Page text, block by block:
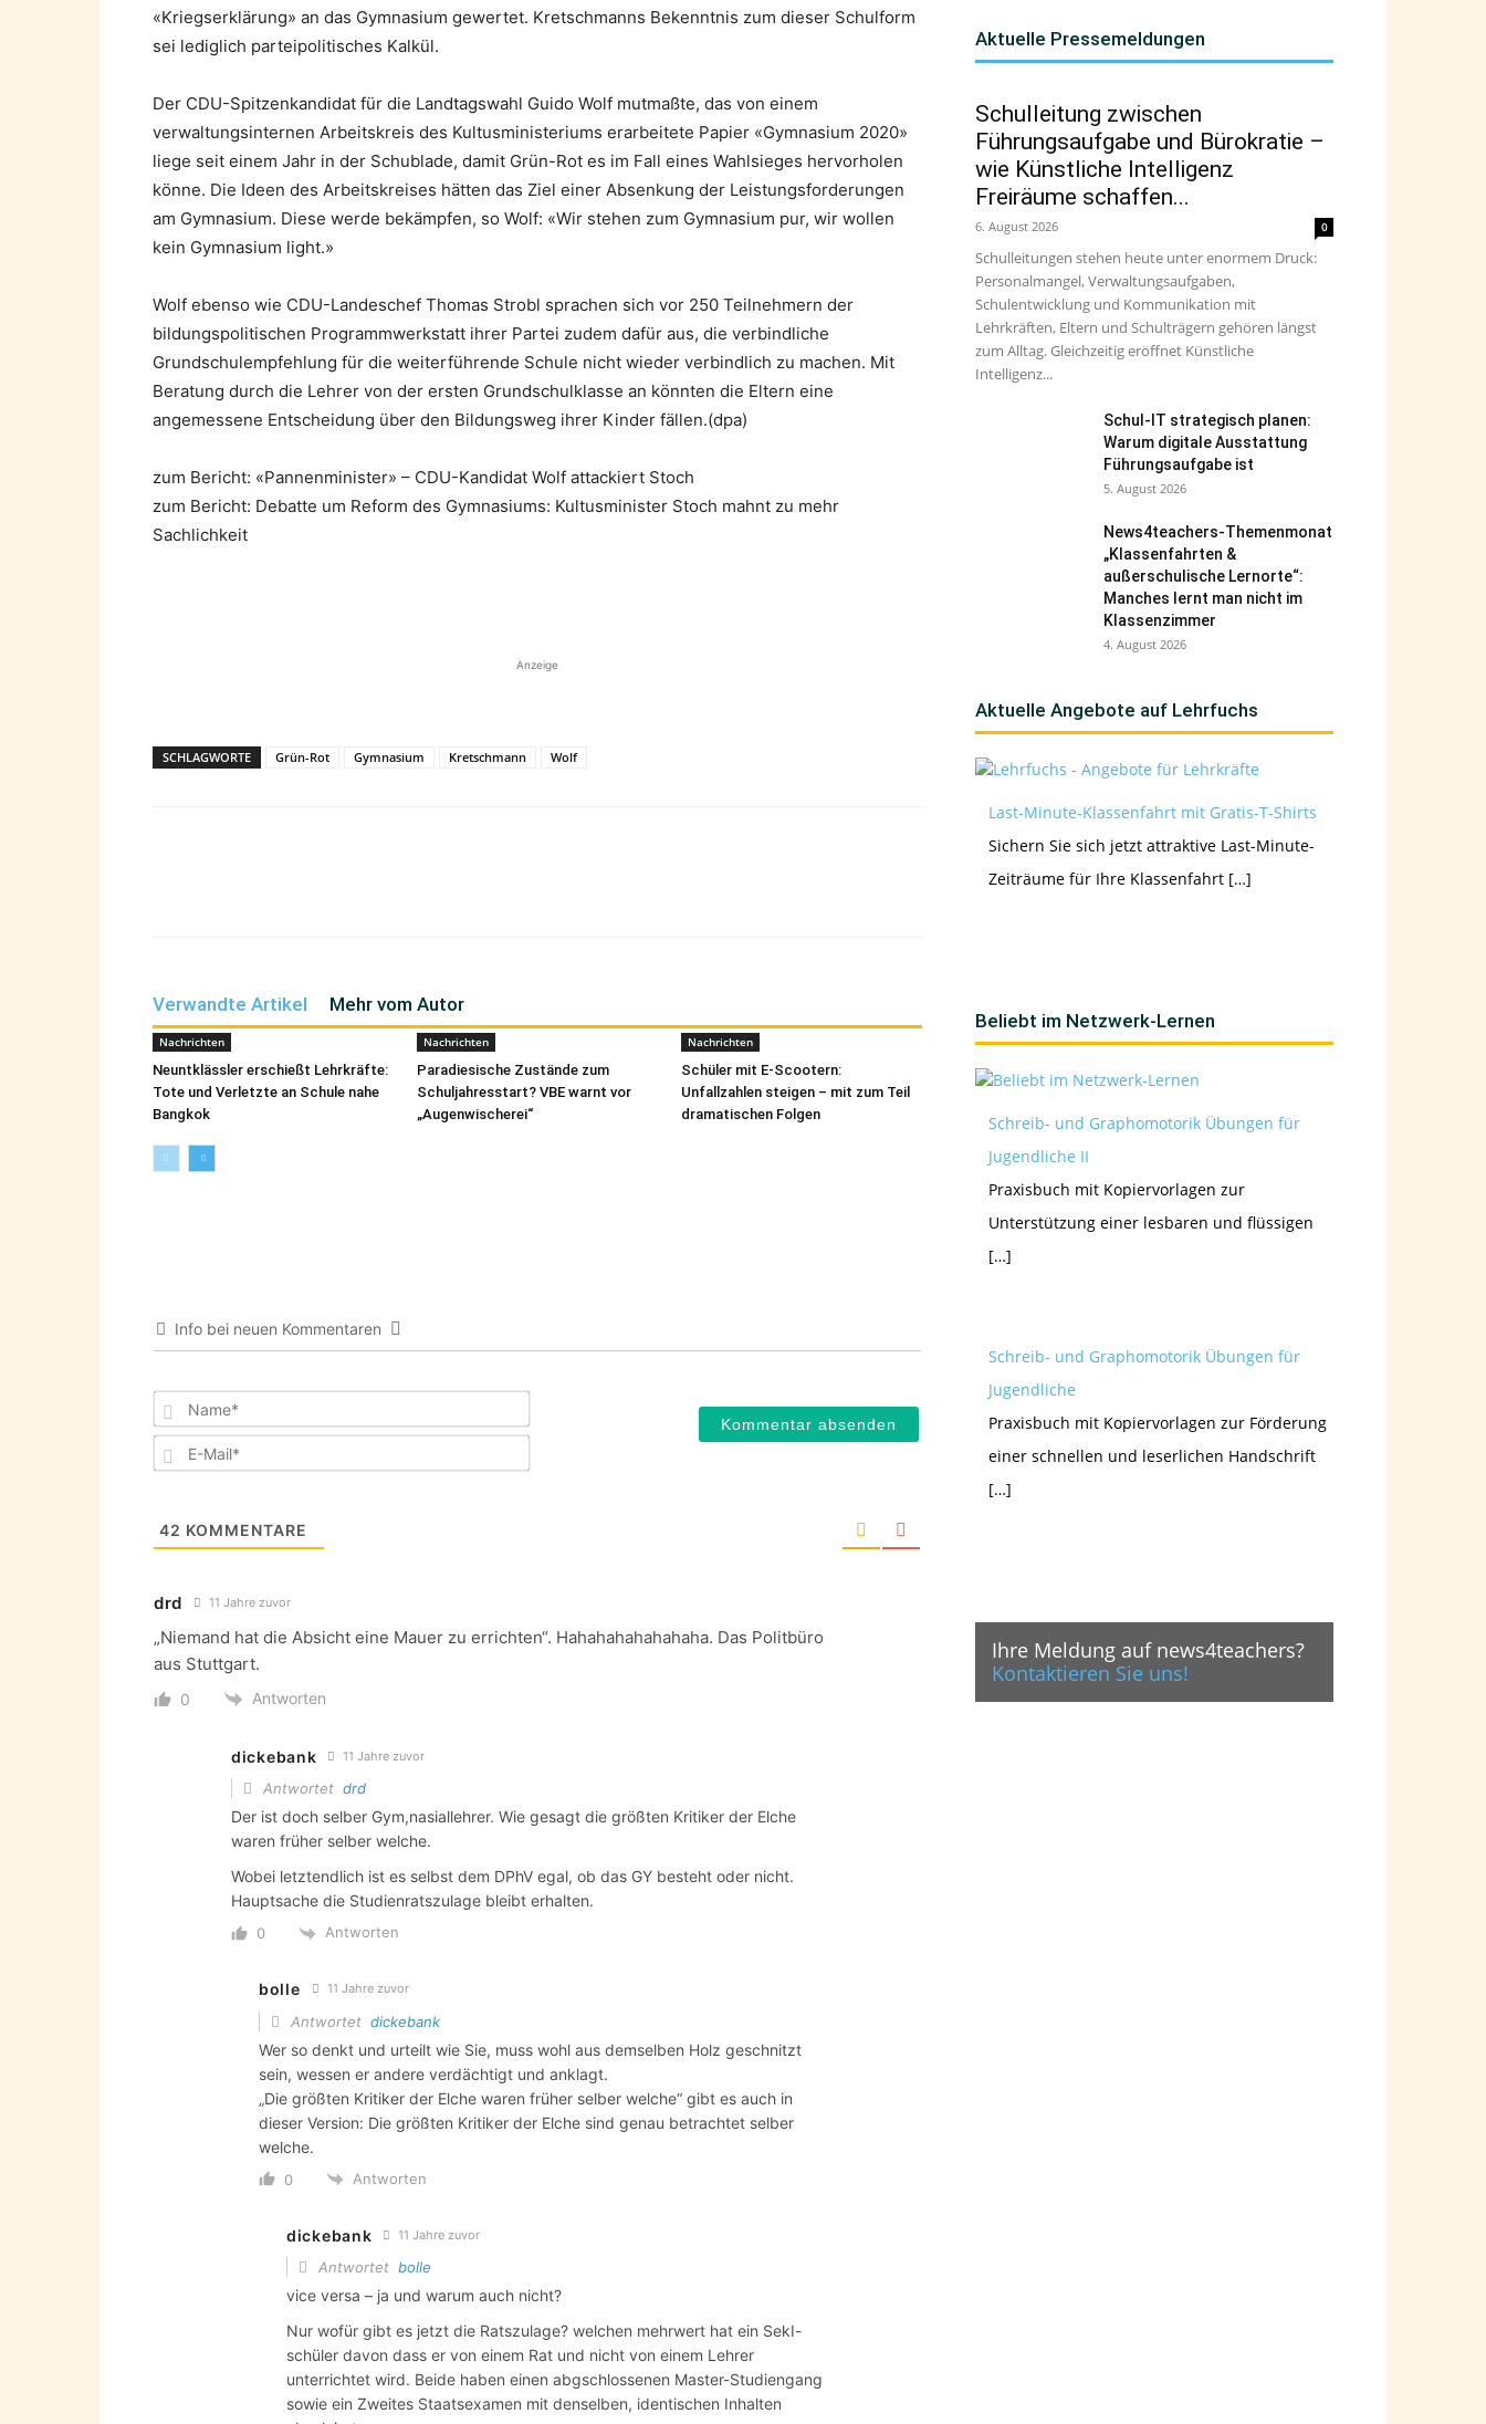
«Kriegserklärung» an das Gymnasium gewertet. Kretschmanns Bekenntnis zum dieser Schulform
sei lediglich parteipolitisches Kalkül.
Der CDU-Spitzenkandidat für die Landtagswahl Guido Wolf mutmaßte, das von einem
verwaltungsinternen Arbeitskreis des Kultusministeriums erarbeitete Papier «Gymnasium 2020»
liege seit einem Jahr in der Schublade, damit Grün-Rot es im Fall eines Wahlsieges hervorholen
könne. Die Ideen des Arbeitskreises hätten das Ziel einer Absenkung der Leistungsforderungen
am Gymnasium. Diese werde bekämpfen, so Wolf: «Wir stehen zum Gymnasium pur, wir wollen
kein Gymnasium light.»
Wolf ebenso wie CDU-Landeschef Thomas Strobl sprachen sich vor 250 Teilnehmern der
bildungspolitischen Programmwerkstatt ihrer Partei zudem dafür aus, die verbindliche
Grundschulempfehlung für die weiterführende Schule nicht wieder verbindlich zu machen. Mit
Beratung durch die Lehrer von der ersten Grundschulklasse an könnten die Eltern eine
angemessene Entscheidung über den Bildungsweg ihrer Kinder fällen.(dpa)
zum Bericht: «Pannenminister» – CDU-Kandidat Wolf attackiert Stoch
zum Bericht: Debatte um Reform des Gymnasiums: Kultusminister Stoch mahnt zu mehr
Sachlichkeit
Anzeige
SCHLAGWORTE Grün-Rot Gymnasium Kretschmann Wolf
Verwandte Artikel Mehr vom Autor
Nachrichten
Neuntklässler erschießt Lehrkräfte:
Tote und Verletzte an Schule nahe
Bangkok
Nachrichten
Paradiesische Zustände zum
Schuljahresstart? VBE warnt vor
„Augenwischerei“
Nachrichten
Schüler mit E-Scootern:
Unfallzahlen steigen – mit zum Teil
dramatischen Folgen
Info bei neuen Kommentaren
Name*
E-
42 KOMMENTARE
drd 11 Jahre zuvor
„Niemand hat die Absicht eine Mauer zu errichten“. Hahahahahahahaha. Das Politbüro
aus Stuttgart.
0 Antworten
dickebank 11 Jahre zuvor
Antwortet drd
Der ist doch selber Gym,nasiallehrer. Wie gesagt die größten Kritiker der Elche
waren früher selber welche.
Wobei letztendlich ist es selbst dem DPhV egal, ob das GY besteht oder nicht.
Hauptsache die Studienratszulage bleibt erhalten.
0 Antworten
bolle 11 Jahre zuvor
Antwortet dickebank
Wer so denkt und urteilt wie Sie, muss wohl aus demselben Holz geschnitzt
sein, wessen er andere verdächtigt und anklagt.
„Die größten Kritiker der Elche waren früher selber welche“ gibt es auch in
dieser Version: Die größten Kritiker der Elche sind genau betrachtet selber
welche.
0 Antworten
dickebank 11 Jahre zuvor
Antwortet bolle
vice versa – ja und warum auch nicht?
Nur wofür gibt es jetzt die Ratszulage? welchen mehrwert hat ein SekI-
schüler davon dass er von einem Rat und nicht von einem Lehrer
unterrichtet wird. Beide haben einen abgschlossenen Master-Studiengang
sowie ein Zweites Staatsexamen mit denselben, identischen Inhalten
Aktuelle Pressemeldungen
Schulleitung zwischen
Führungsaufgabe und Bürokratie –
wie Künstliche Intelligenz
Freiräume schaffen...
6. August 2026 0
Schulleitungen stehen heute unter enormem Druck:
Personalmangel, Verwaltungsaufgaben,
Schulentwicklung und Kommunikation mit
Lehrkräften, Eltern und Schulträgern gehören längst
zum Alltag. Gleichzeitig eröffnet Künstliche
Intelligenz...
Schul-IT strategisch planen:
Warum digitale Ausstattung
Führungsaufgabe ist
5. August 2026
News4teachers-Themenmonat
„Klassenfahrten &
außerschulische Lernorte“:
Manches lernt man nicht im
Klassenzimmer
4. August 2026
Aktuelle Angebote auf Lehrfuchs
Last-Minute-Klassenfahrt mit Gratis-T-Shirts
Sichern Sie sich jetzt attraktive Last-Minute-
Zeiträume für Ihre Klassenfahrt […]
Beliebt im Netzwerk-Lernen
Schreib- und Graphomotorik Übungen für
Jugendliche II
Praxisbuch mit Kopiervorlagen zur
Unterstützung einer lesbaren und flüssigen
[…]
Schreib- und Graphomotorik Übungen für
Jugendliche
Praxisbuch mit Kopiervorlagen zur Förderung
einer schnellen und leserlichen Handschrift
[…]
Ihre Meldung auf news4teachers?
Kontaktieren Sie uns!